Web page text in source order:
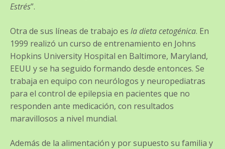
Estrés”.
Otra de sus líneas de trabajo es la dieta cetogénica. En
1999 realizó un curso de entrenamiento en Johns
Hopkins University Hospital en Baltimore, Maryland,
EEUU y se ha seguido formando desde entonces. Se
trabaja en equipo con neurólogos y neuropediatras
para el control de epilepsia en pacientes que no
responden ante medicación, con resultados
maravillosos a nivel mundial.
Además de la alimentación y por supuesto su familia y